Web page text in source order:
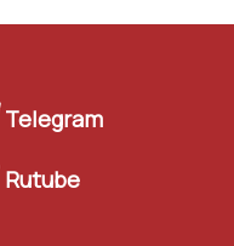
Telegram
Rutube